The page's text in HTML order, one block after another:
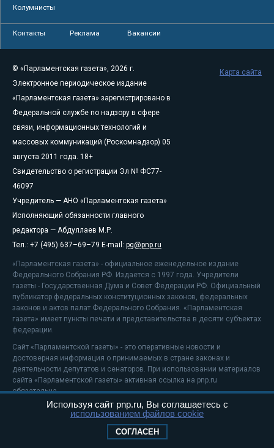
Колумнисты
Контакты Реклама Вакансии
© «Парламентская газета», 2026 г.
Электронное периодическое издание
«Парламентская газета» зарегистрировано в
Федеральной службе по надзору в сфере
связи, информационных технологий и
массовых коммуникаций (Роскомнадзор) 05
августа 2011 года. 18+
Свидетельство о регистрации Эл № ФС77-
46097
Учредитель — АНО «Парламентская газета»
Исполняющий обязанности главного
редактора — Абдуллаев М.Р.
Тел.: +7 (495) 637–69–79 E-mail: pg@pnp.ru
«Парламентская газета» - официальное еженедельное издание
Федерального Собрания РФ. Издается с 1997 года. Учредители
газеты - Государственная Дума и Совет Федерации РФ. Официальный
публикатор федеральных конституционных законов, федеральных
законов и актов палат Федерального Собрания. «Парламентская
газета» имеет пункты печати и представительства в десяти субъектах
федерации.
Сайт «Парламентской газеты» - это оперативные новости и
достоверная информация о принимаемых в стране законах и
деятельности депутатов и сенаторов. При использовании материалов
сайта «Парламентской газеты» активная ссылка на pnp.ru
обязательна.
На информационном ресурсе применяютсярекомендательные
Положение о защите персональных данных
Карта сайта
Используя сайт pnp.ru, Вы соглашаетесь с
использованием файлов cookie
СОГЛАСЕН